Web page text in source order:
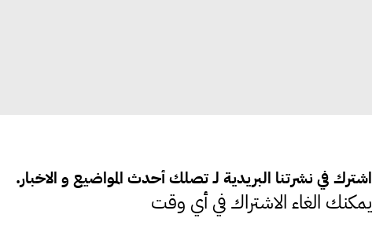
اشترك في نشرتنا البريدية لـ تصلك أحدث المواضيع و الاخبار.
يمكنك الغاء الاشتراك في أي وقت